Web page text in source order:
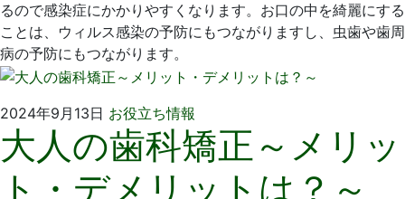
るので感染症にかかりやすくなります。お口の中を綺麗にする
ことは、ウィルス感染の予防にもつながりますし、虫歯や歯周
病の予防にもつながります。
2024年9月13日 お役立ち情報
年
8
そ
歯
大人の歯科矯正～メリッ
ト・デメリットは？～